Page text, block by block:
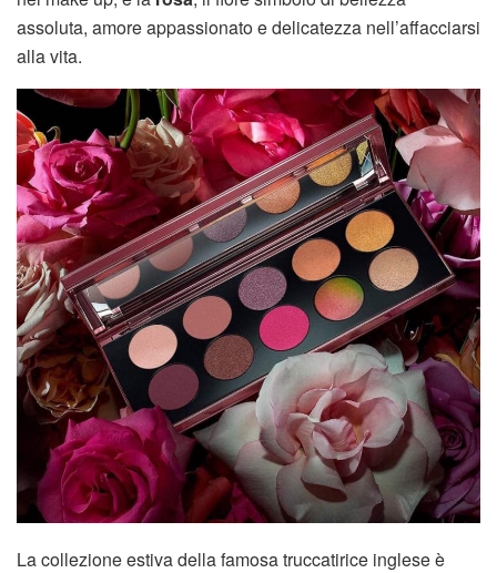
assoluta, amore appassionato e delicatezza nell’affacciarsi
alla vita.
La collezione estiva della famosa truccatirice inglese è